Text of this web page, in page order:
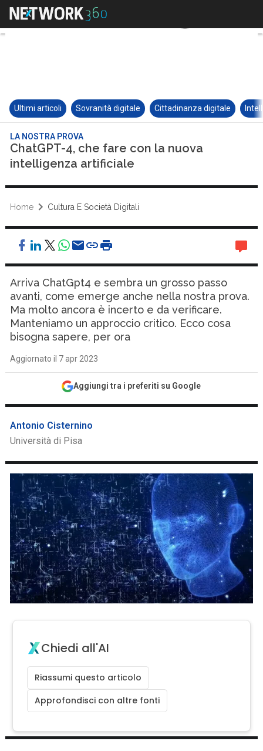
Ultimi articoli Sovranità digitale Cittadinanza digitale
LA NOSTRA PROVA
ChatGPT-4, che fare con la nuova
intelligenza artificiale
Home Cultura E Società Digitali
Arriva ChatGpt4 e sembra un grosso passo
avanti, come emerge anche nella nostra prova.
Ma molto ancora è incerto e da verificare.
Manteniamo un approccio critico. Ecco cosa
bisogna sapere, per ora
Aggiornato il 7 apr 2023
Aggiungi tra i preferiti su Google
Antonio Cisternino
Università di Pisa
Chiedi all'AI
Riassumi questo articolo
Approfondisci con altre fonti